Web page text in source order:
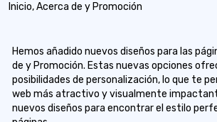
Inicio, Acerca de y Promoción
Hemos añadido nuevos diseños para las
de y Promoción. Estas nuevas opciones
posibilidades de personalización, lo que te
web más atractivo y visualmente
nuevos diseños para encontrar el estilo